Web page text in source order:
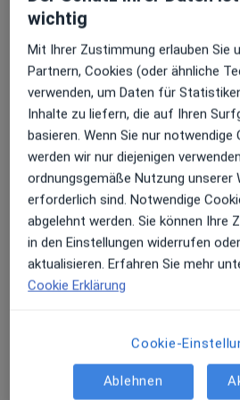
Adresse 1
Orthopädie am Rhein
Facharzt für Orthopädie
Benderstr. 72, Ludenberg,
Privatpraxis
Zu Google
Verfügbarkeit
Dr. med. Maren Hoffmann
Standort über Jameda keine
Telefonnummer
0211 7...
Telefonnummer
wichtig
Mit Ihrer Zustimmung erlauben Sie
Partnern, Cookies (oder ähnliche
verwenden, um Daten für
Inhalte zu liefern, die auf Ihren
basieren. Wenn Sie nur notwendige
werden wir nur diejenigen
ordnungsgemäße Nutzung unserer
erforderlich sind. Notwendige
abgelehnt werden. Sie können Ihre
in den Einstellungen widerrufen
aktualisieren. Erfahren Sie mehr
Cookie Erklärung
Cookie-
Ablehnen